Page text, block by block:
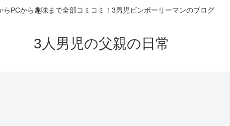
らPCから趣味まで全部コミコミ！3男児ビンボーリーマンのブログ
3人男児の父親の日常